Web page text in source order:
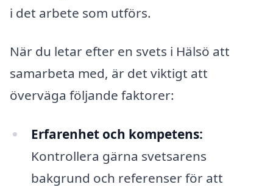
i det arbete som utförs.
När du letar efter en svets i Hälsö att
samarbeta med, är det viktigt att
överväga följande faktorer:
Erfarenhet och kompetens:
Kontrollera gärna svetsarens
bakgrund och referenser för att